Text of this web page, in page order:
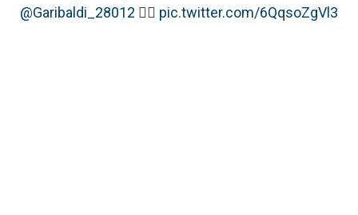
@Garibaldi_28012 ✊🏽 pic.twitter.com/6QqsoZgVl3